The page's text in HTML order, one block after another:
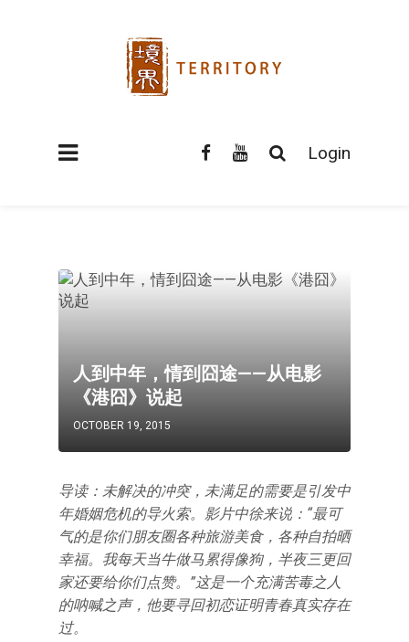
Login
人到中年，情到囧途——从电影
《港囧》说起
OCTOBER 19, 2015
导读：未解决的冲突，未满足的需要是引发中
年婚姻危机的导火索。影片中徐来说：“最可
气的是你们朋友圈各种旅游美食，各种自拍晒
幸福。我每天当牛做马累得像狗，半夜三更回
家还要给你们点赞。”这是一个充满苦毒之人
的呐喊之声，他要寻回初恋证明青春真实存在
过。